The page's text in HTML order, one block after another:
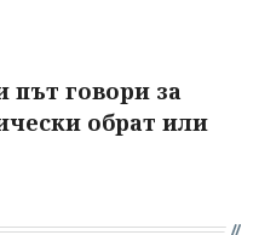
път говори за
обрат или